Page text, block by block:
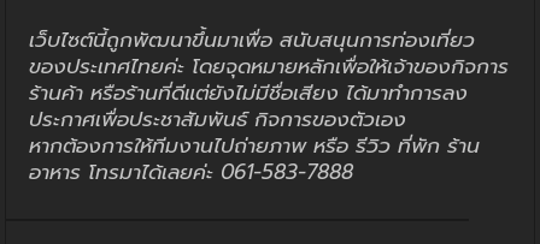
เว็บไซต์นี้ถูกพัฒนาขึ้นมาเพื่อ สนับสนุนการท่องเที่ยว
ของประเทศไทยค่ะ โดยจุดหมายหลักเพื่อให้เจ้าของกิจการ
ร้านค้า หรือร้านที่ดีแต่ยังไม่มีชื่อเสียง ได้มาทำการลง
ประกาศเพื่อประชาสัมพันธ์ กิจการของตัวเอง
หากต้องการให้ทีมงานไปถ่ายภาพ หรือ รีวิว ที่พัก ร้าน
อาหาร โทรมาได้เลยค่ะ 061-583-7888